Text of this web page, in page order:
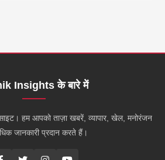
Insights के बारे में
हम आपको ताज़ा खबरें, व्यापार, खेल, मनोरंजन
जानकारी प्रदान करते हैं।